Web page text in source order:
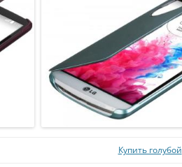
Купить голубой